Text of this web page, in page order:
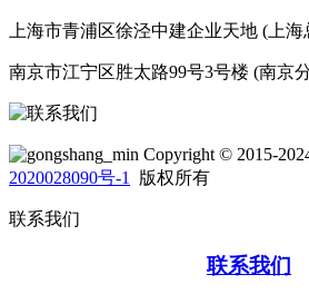
上海市青浦区徐泾中建企业天地 (上海
南京市江宁区胜太路99号3号楼 (南京
Copyright © 2015-
2020028090号-1
版权所有
联系我们
联系我们